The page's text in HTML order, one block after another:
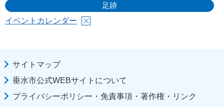
足跡
イベントカレンダー
サイトマップ
垂水市公式WEBサイトについて
プライバシーポリシー・免責事項・著作権・リンク